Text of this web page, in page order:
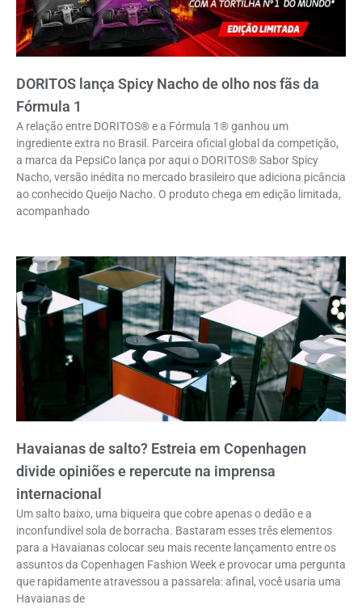
DORITOS lança Spicy Nacho de olho nos fãs da
Fórmula 1
A relação entre DORITOS® e a Fórmula 1® ganhou um
ingrediente extra no Brasil. Parceira oficial global da competição,
a marca da PepsiCo lança por aqui o DORITOS® Sabor Spicy
Nacho, versão inédita no mercado brasileiro que adiciona picância
ao conhecido Queijo Nacho. O produto chega em edição limitada,
acompanhado
Havaianas de salto? Estreia em Copenhagen
divide opiniões e repercute na imprensa
internacional
Um salto baixo, uma biqueira que cobre apenas o dedão e a
inconfundível sola de borracha. Bastaram esses três elementos
para a Havaianas colocar seu mais recente lançamento entre os
assuntos da Copenhagen Fashion Week e provocar uma pergunta
que rapidamente atravessou a passarela: afinal, você usaria uma
Havaianas de